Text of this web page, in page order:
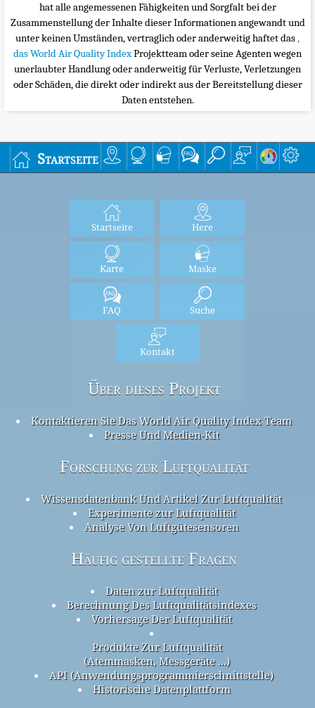
hat alle angemessenen Fähigkeiten und Sorgfalt bei der
Zusammenstellung der Inhalte dieser Informationen angewandt und
unter keinen Umständen, vertraglich oder anderweitig haftet das,
das World Air Quality IndexProjektteam oder seine Agenten wegen
unerlaubter Handlung oder anderweitig für Verluste, Verletzungen
oder Schäden, die direkt oder indirekt aus der Bereitstellung dieser
Daten entstehen.
Startseite
Startseite Here
Karte Maske
FAQ Suche
Kontakt
Über dieses Projekt
Kontaktieren Sie Das World Air Quality Index Team
Presse Und Medien-Kit
Forschung zur Luftqualität
Wissensdatenbank Und Artikel Zur Luftqualität
Experimente zur Luftqualität
Analyse Von Luftgütesensoren
Häufig gestellte Fragen
Daten zur Luftqualität
Berechnung Des Luftqualitätsindexes
Vorhersage Der Luftqualität
Produkte Zur Luftqualität
(Atemmasken, Messgeräte ...)
API (Anwendungsprogrammierschnittstelle)
Historische Datenplattform